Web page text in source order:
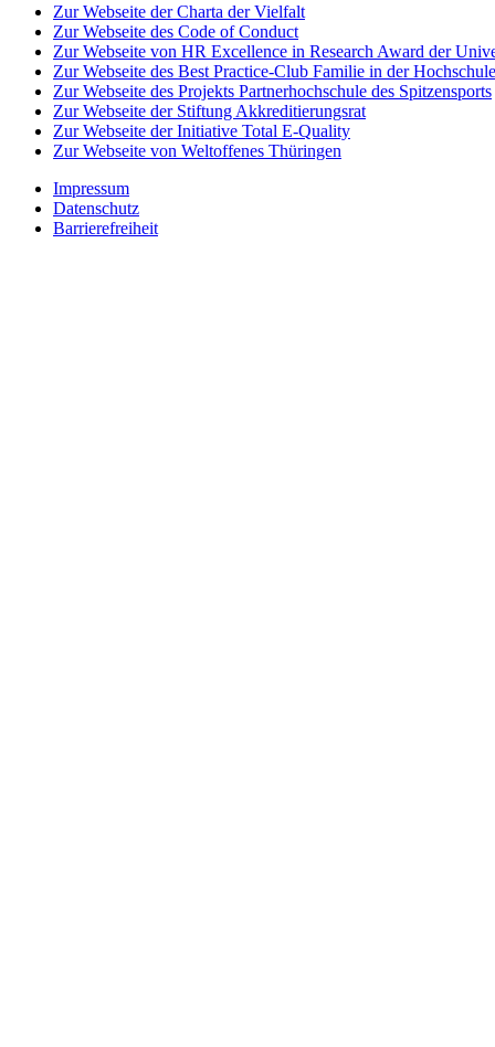
Zur Webseite der Charta der Vielfalt
Zur Webseite des Code of Conduct
Zur Webseite von HR Excellence in Research Award der
Zur Webseite des Best Practice-Club Familie in der Hochschule
Zur Webseite des Projekts Partnerhochschule des Spitzensports
Zur Webseite der Stiftung Akkreditierungsrat
Zur Webseite der Initiative Total E-Quality
Zur Webseite von Weltoffenes Thüringen
Impressum
Datenschutz
Barrierefreiheit